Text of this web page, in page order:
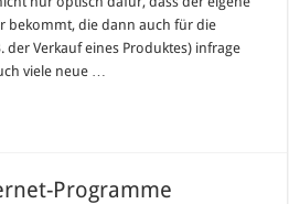
bekommt, die dann auch für die
der Verkauf eines Produktes) infrage
viele neue …
Programme